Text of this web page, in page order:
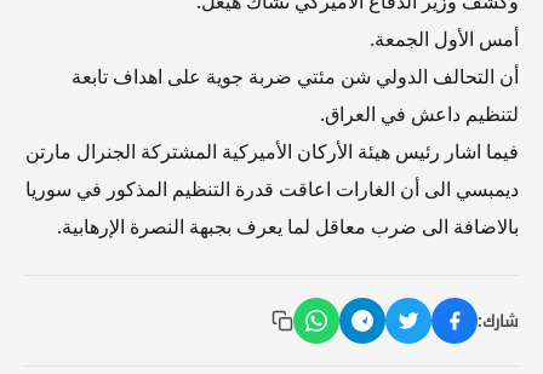
أمس الأول الجمعة.
أن التحالف الدولي شن مئتي ضربة جوية على اهداف تابعة
لتنظيم داعش في العراق.
فيما اشار رئيس هيئة الأركان الأميركية المشتركة الجنرال مارتن
ديمبسي الى أن الغارات اعاقت قدرة التنظيم المذكور في سوريا
بالاضافة الى ضرب معاقل لما يعرف بجبهة النصرة الإرهابية.
شارك: